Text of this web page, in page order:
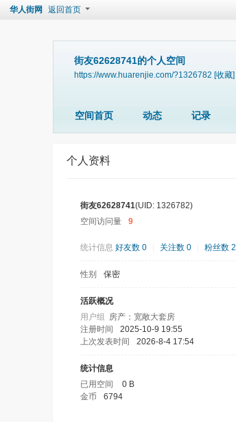
华人街网 返回首页
街友62628741的个人空间
https://www.huarenjie.com/?1326782 [收藏]
空间首页 动态 记录
个人资料
街友62628741(UID: 1326782)
空间访问量
9
统计信息 好友数 0 关注数 0 粉丝数 2
性别 保密
活跃概况
用户组 房产：宽敞大套房
注册时间
2025-10-9 19:55
上次发表时间
2026-8-4 17:54
统计信息
已用空间
0 B
金币
6794